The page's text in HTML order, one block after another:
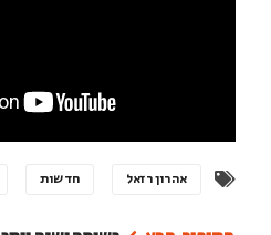
אהרון רזאל חדשות